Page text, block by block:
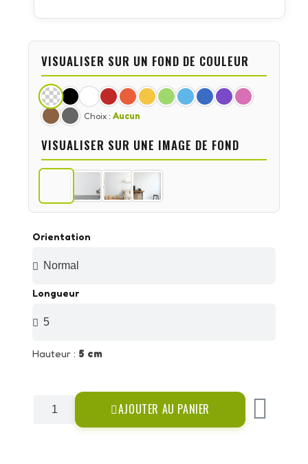
Orientation
Longueur
Hauteur : 5 cm
AJOUTER AU PANIER
VISUALISER SUR UN FOND DE COULEUR
Choix : Aucun
VISUALISER SUR UNE IMAGE DE FOND